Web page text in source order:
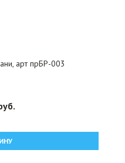
арт прБР-003